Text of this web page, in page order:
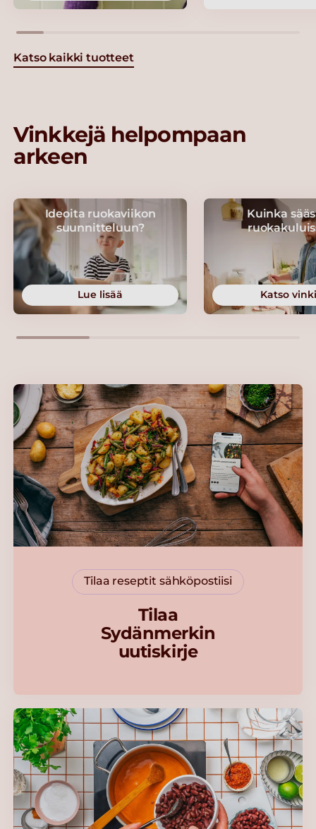
Katso kaikki tuotteet
Vinkkejä helpompaan
arkeen
Ideoita ruokaviikon
suunnitteluun?
Lue lisää
Kuinka
Katso
Tilaa reseptit sähköpostiisi
Tilaa
Sydänmerkin
uutiskirje